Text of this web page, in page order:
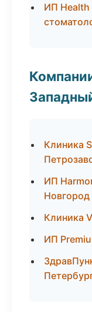
ИП Health
Клиника
ИП
Новгород
Клиника
ИП